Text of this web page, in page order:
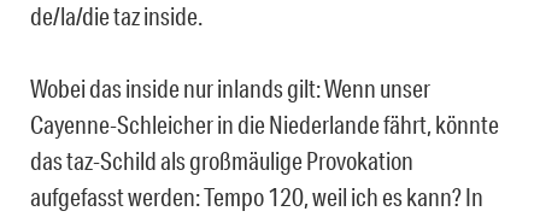
de/la/die taz inside.
Wobei das inside nur inlands gilt: Wenn unser
Cayenne-Schleicher in die Niederlande fährt, könnte
das taz-Schild als großmäulige Provokation
aufgefasst werden: Tempo 120, weil ich es kann? In